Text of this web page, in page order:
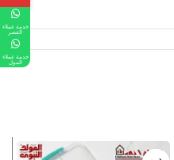
خدمة عملاء
القصر
خدمة عملاء
المول